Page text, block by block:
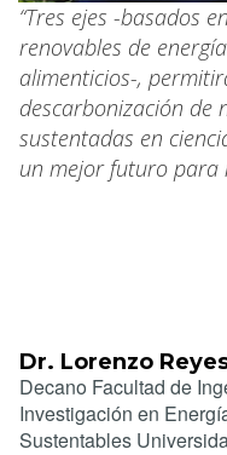
“Tres ejes -basados
renovables de
alimenticios-,
descarbonización de
sustentadas en
un mejor futuro para
Dr. Lorenzo
Decano Facultad de
Investigación en
Sustentables